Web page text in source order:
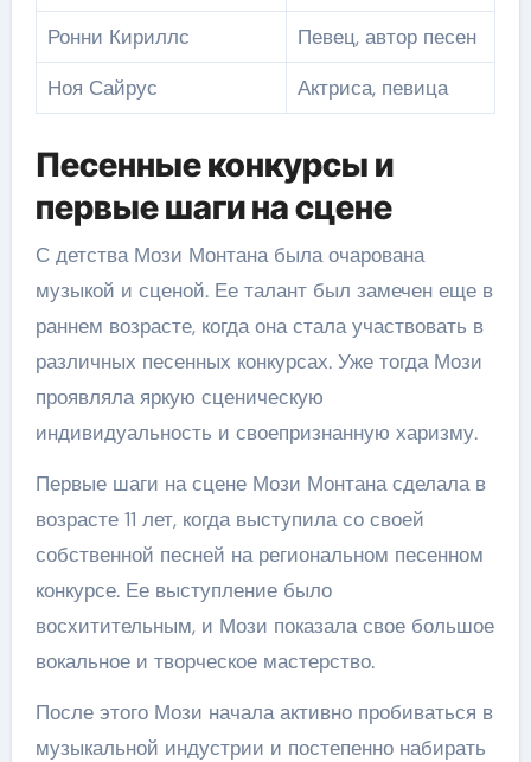
Ронни Кириллс
Певец, автор песен
Ноя Сайрус
Актриса, певица
Песенные конкурсы и
первые шаги на сцене
С детства Мози Монтана была очарована
музыкой и сценой. Ее талант был замечен еще в
раннем возрасте, когда она стала участвовать в
различных песенных конкурсах. Уже тогда Мози
проявляла яркую сценическую
индивидуальность и своепризнанную харизму.
Первые шаги на сцене Мози Монтана сделала в
возрасте 11 лет, когда выступила со своей
собственной песней на региональном песенном
конкурсе. Ее выступление было
восхитительным, и Мози показала свое большое
вокальное и творческое мастерство.
После этого Мози начала активно пробиваться в
музыкальной индустрии и постепенно набирать